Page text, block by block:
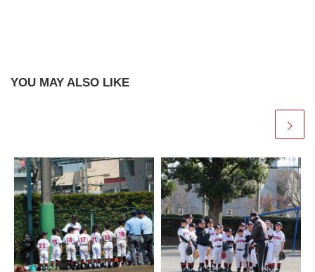
YOU MAY ALSO LIKE